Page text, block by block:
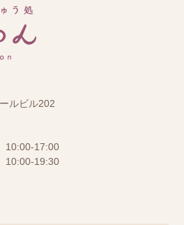
ルビル202
10:00-17:00
10:00-19:30